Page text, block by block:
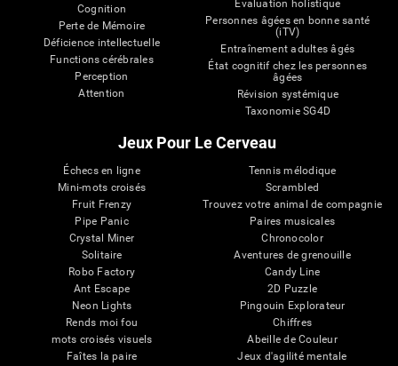
Cognition
Perte de Mémoire
Déficience intellectuelle
Functions cérébrales
Perception
Attention
Évaluation holistique
Personnes âgées en bonne santé
(iTV)
Entraînement adultes âgés
État cognitif chez les personnes
âgées
Révision systémique
Taxonomie SG4D
Jeux Pour Le Cerveau
Échecs en ligne
Mini-mots croisés
Fruit Frenzy
Pipe Panic
Crystal Miner
Solitaire
Robo Factory
Ant Escape
Neon Lights
Rends moi fou
mots croisés visuels
Faîtes la paire
Tennis mélodique
Scrambled
Trouvez votre animal de compagnie
Paires musicales
Chronocolor
Aventures de grenouille
Candy Line
2D Puzzle
Pingouin Explorateur
Chiffres
Abeille de Couleur
Jeux d'agilité mentale